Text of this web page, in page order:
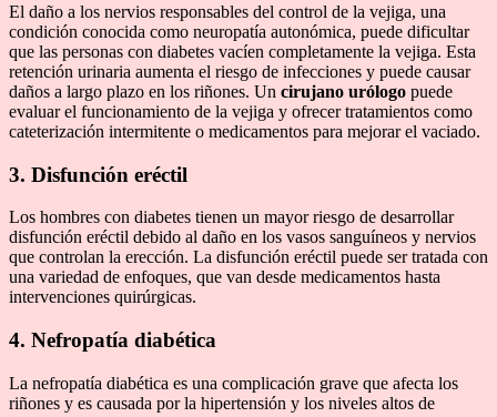
El daño a los nervios responsables del control de la vejiga, una
condición conocida como neuropatía autonómica, puede dificultar
que las personas con diabetes vacíen completamente la vejiga. Esta
retención urinaria aumenta el riesgo de infecciones y puede causar
daños a largo plazo en los riñones. Un cirujano urólogo puede
evaluar el funcionamiento de la vejiga y ofrecer tratamientos como
cateterización intermitente o medicamentos para mejorar el vaciado.
3. Disfunción eréctil
Los hombres con diabetes tienen un mayor riesgo de desarrollar
disfunción eréctil debido al daño en los vasos sanguíneos y nervios
que controlan la erección. La disfunción eréctil puede ser tratada con
una variedad de enfoques, que van desde medicamentos hasta
intervenciones quirúrgicas.
4. Nefropatía diabética
La nefropatía diabética es una complicación grave que afecta los
riñones y es causada por la hipertensión y los niveles altos de